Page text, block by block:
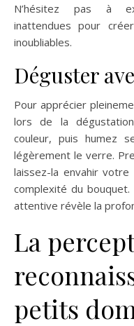
N’hésitez pas à
inattendues pour
inoubliables.
Déguster
Pour apprécier
lors de la
couleur, puis humez
légèrement le verre.
laissez-la envahir
complexité du bouquet.
attentive révèle la
La
petits